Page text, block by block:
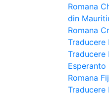
Romana
din
Romana
Traducere
Traducere
Esperanto
Romana
Traducere